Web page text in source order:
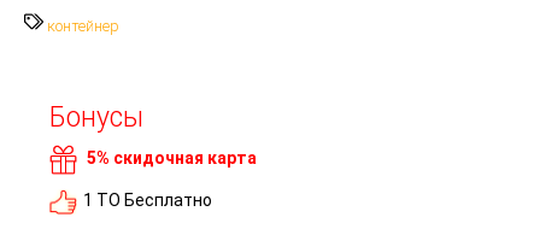
контейнер
Бонусы
5% скидочная карта
1 ТО Бесплатно